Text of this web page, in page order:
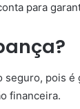
para
pois
financeira.